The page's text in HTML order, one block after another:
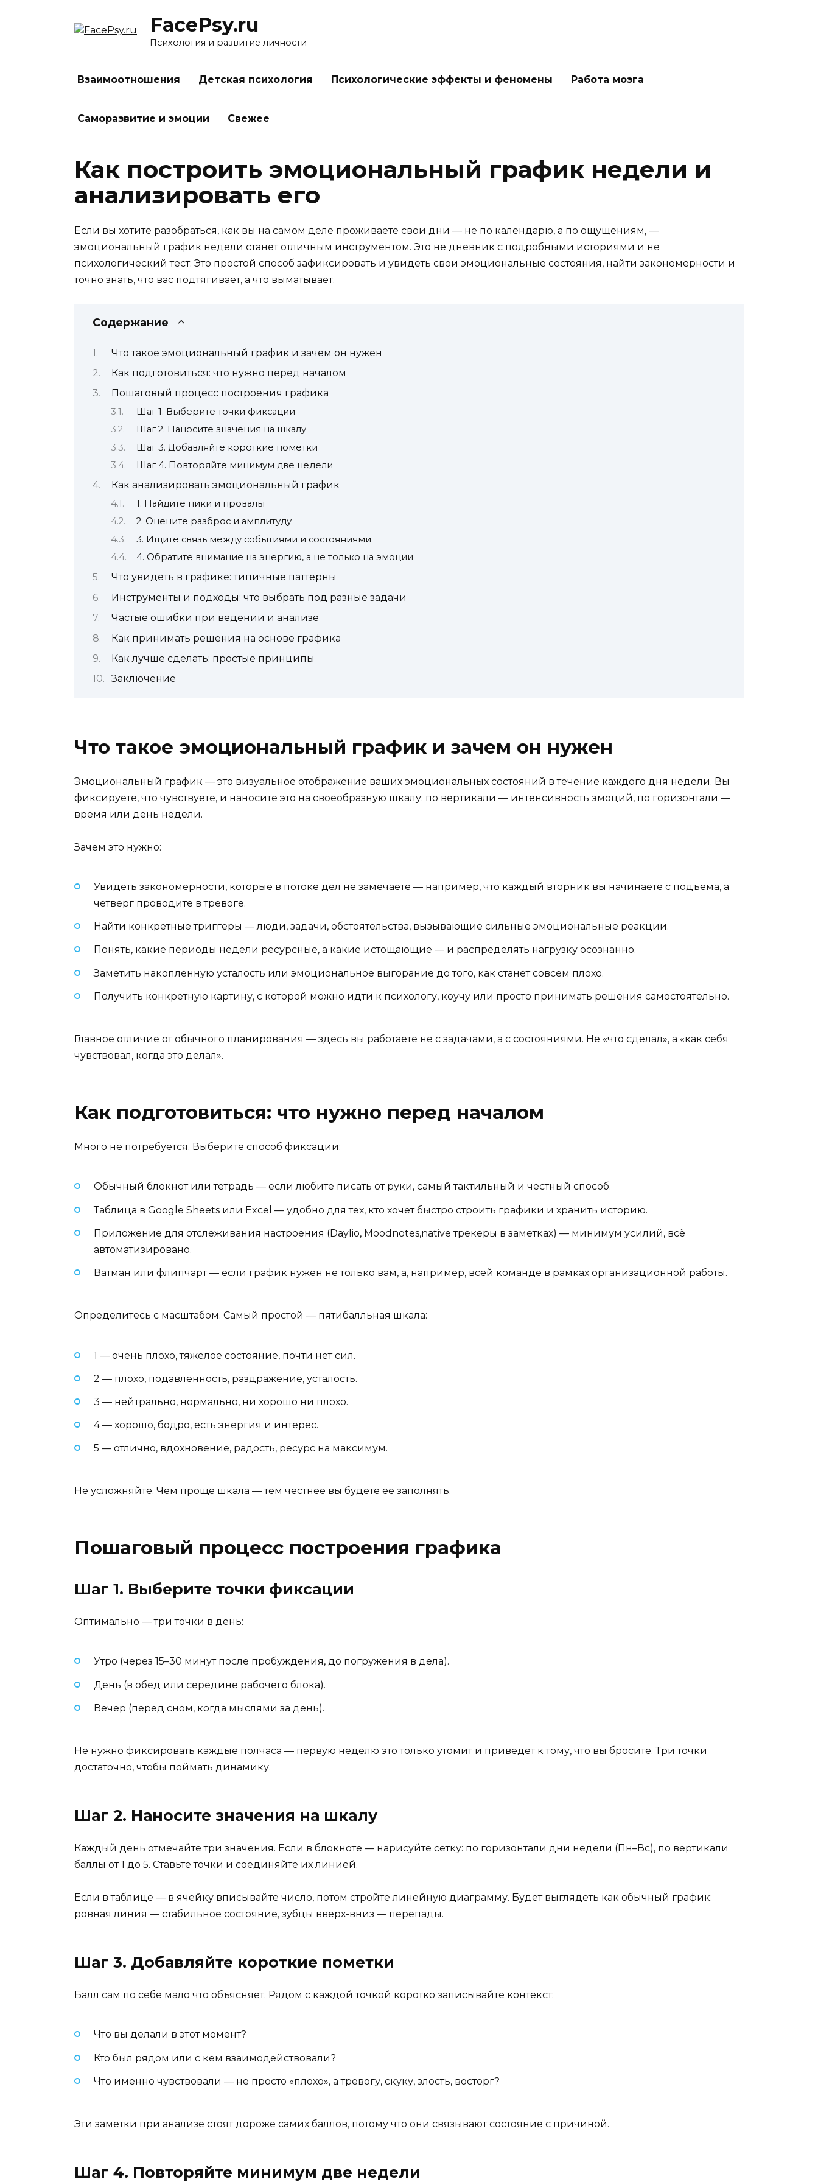
FacePsy.ru
Психология и развитие личности
Взаимоотношения Детская психология Психологические эффекты и феномены Работа мозга
Саморазвитие и эмоции Свежее
Как построить эмоциональный график недели и
анализировать его
Если вы хотите разобраться, как вы на самом деле проживаете свои дни — не по календарю, а по ощущениям, —
эмоциональный график недели станет отличным инструментом. Это не дневник с подробными историями и не
психологический тест. Это простой способ зафиксировать и увидеть свои эмоциональные состояния, найти закономерности и
точно знать, что вас подтягивает, а что выматывает.
Содержание
Что такое эмоциональный график и зачем он нужен
Как подготовиться: что нужно перед началом
Пошаговый процесс построения графика
Шаг 1. Выберите точки фиксации
Шаг 2. Наносите значения на шкалу
Шаг 3. Добавляйте короткие пометки
Шаг 4. Повторяйте минимум две недели
Как анализировать эмоциональный график
1. Найдите пики и провалы
2. Оцените разброс и амплитуду
3. Ищите связь между событиями и состояниями
4. Обратите внимание на энергию, а не только на эмоции
Что увидеть в графике: типичные паттерны
Инструменты и подходы: что выбрать под разные задачи
Частые ошибки при ведении и анализе
Как принимать решения на основе графика
Как лучше сделать: простые принципы
Заключение
Что такое эмоциональный график и зачем он нужен
Эмоциональный график — это визуальное отображение ваших эмоциональных состояний в течение каждого дня недели. Вы
фиксируете, что чувствуете, и наносите это на своеобразную шкалу: по вертикали — интенсивность эмоций, по горизонтали —
время или день недели.
Зачем это нужно:
Увидеть закономерности, которые в потоке дел не замечаете — например, что каждый вторник вы начинаете с подъёма, а
четверг проводите в тревоге.
Найти конкретные триггеры — люди, задачи, обстоятельства, вызывающие сильные эмоциональные реакции.
Понять, какие периоды недели ресурсные, а какие истощающие — и распределять нагрузку осознанно.
Заметить накопленную усталость или эмоциональное выгорание до того, как станет совсем плохо.
Получить конкретную картину, с которой можно идти к психологу, коучу или просто принимать решения самостоятельно.
Главное отличие от обычного планирования — здесь вы работаете не с задачами, а с состояниями. Не «что сделал», а «как себя
чувствовал, когда это делал».
Как подготовиться: что нужно перед началом
Много не потребуется. Выберите способ фиксации:
Обычный блокнот или тетрадь — если любите писать от руки, самый тактильный и честный способ.
Таблица в Google Sheets или Excel — удобно для тех, кто хочет быстро строить графики и хранить историю.
Приложение для отслеживания настроения (Daylio, Moodnotes,native трекеры в заметках) — минимум усилий, всё
автоматизировано.
Ватман или флипчарт — если график нужен не только вам, а, например, всей команде в рамках организационной работы.
Определитесь с масштабом. Самый простой — пятибалльная шкала:
1 — очень плохо, тяжёлое состояние, почти нет сил.
2 — плохо, подавленность, раздражение, усталость.
3 — нейтрально, нормально, ни хорошо ни плохо.
4 — хорошо, бодро, есть энергия и интерес.
5 — отлично, вдохновение, радость, ресурс на максимум.
Не усложняйте. Чем проще шкала — тем честнее вы будете её заполнять.
Пошаговый процесс построения графика
Шаг 1. Выберите точки фиксации
Оптимально — три точки в день:
Утро (через 15–30 минут после пробуждения, до погружения в дела).
День (в обед или середине рабочего блока).
Вечер (перед сном, когда мыслями за день).
Не нужно фиксировать каждые полчаса — первую неделю это только утомит и приведёт к тому, что вы бросите. Три точки
достаточно, чтобы поймать динамику.
Шаг 2. Наносите значения на шкалу
Каждый день отмечайте три значения. Если в блокноте — нарисуйте сетку: по горизонтали дни недели (Пн–Вс), по вертикали
баллы от 1 до 5. Ставьте точки и соединяйте их линией.
Если в таблице — в ячейку вписывайте число, потом стройте линейную диаграмму. Будет выглядеть как обычный график:
ровная линия — стабильное состояние, зубцы вверх-вниз — перепады.
Шаг 3. Добавляйте короткие пометки
Балл сам по себе мало что объясняет. Рядом с каждой точкой коротко записывайте контекст:
Что вы делали в этот момент?
Кто был рядом или с кем взаимодействовали?
Что именно чувствовали — не просто «плохо», а тревогу, скуку, злость, восторг?
Эти заметки при анализе стоят дороже самих баллов, потому что они связывают состояние с причиной.
Шаг 4. Повторяйте минимум две недели